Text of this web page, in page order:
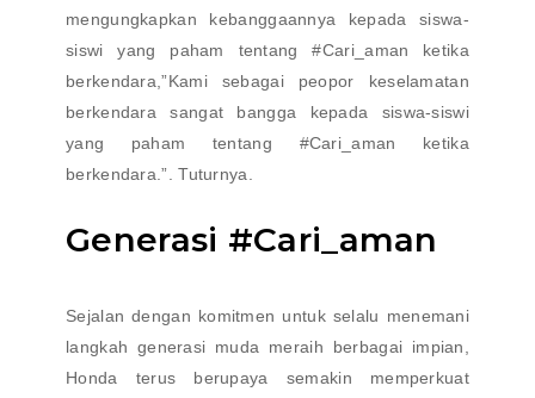
mengungkapkan kebanggaannya kepada siswa-
siswi yang paham tentang #Cari_aman ketika
berkendara,”Kami sebagai peopor keselamatan
berkendara sangat bangga kepada siswa-siswi
yang paham tentang #Cari_aman ketika
berkendara.”. Tuturnya.
Generasi #Cari_aman
Sejalan dengan komitmen untuk selalu menemani
langkah generasi muda meraih berbagai impian,
Honda terus berupaya semakin memperkuat